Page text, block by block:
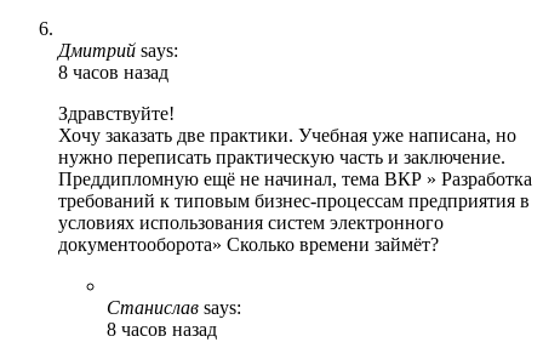
Дмитрий says:
8 часов назад
Здравствуйте!
Хочу заказать две практики. Учебная уже написана, но
нужно переписать практическую часть и заключение.
Преддипломную ещё не начинал, тема ВКР » Разработка
требований к типовым бизнес-процессам предприятия в
условиях использования систем электронного
документооборота» Сколько времени займёт?
Станислав says:
8 часов назад